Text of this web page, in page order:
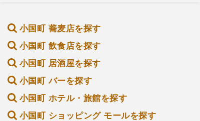
小国町 蕎麦店を探す
小国町 飲食店を探す
小国町 居酒屋を探す
小国町 バーを探す
小国町 ホテル・旅館を探す
小国町 ショッピング モールを探す